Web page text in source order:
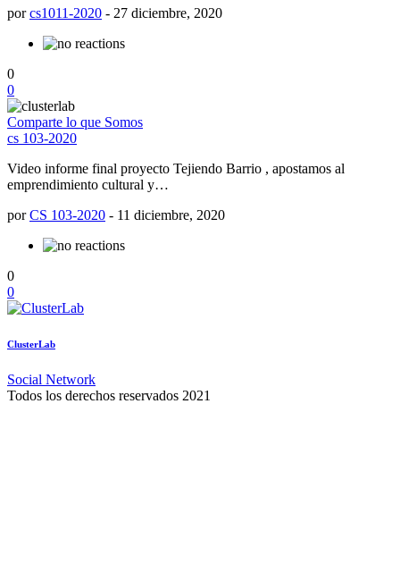
porcs1011-2020 - 27 diciembre, 2020
0
0
Comparte lo que Somos
cs 103-2020
Video informe final proyecto Tejiendo Barrio , apostamos al
emprendimiento cultural y…
porCS 103-2020 - 11 diciembre, 2020
0
0
ClusterLab
Social Network
Todos los derechos reservados 2021